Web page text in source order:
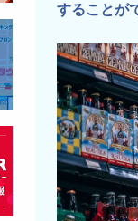
することが